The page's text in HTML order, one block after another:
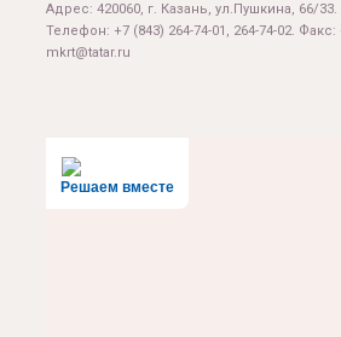
Адрес: 420060, г. Казань, ул.Пушкина, 66/33.
Телефон: +7 (843) 264-74-01, 264-74-02. Факс:
mkrt@tatar.ru
Решаем вместе